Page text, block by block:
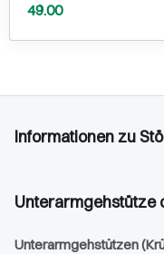
49.00
Informationen zu
Unterarmgehstütze
Unterarmgehstützen